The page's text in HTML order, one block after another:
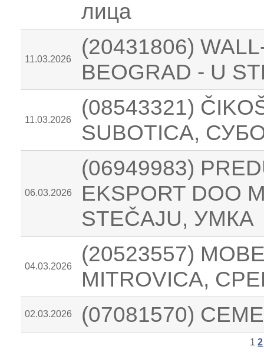
лица
11.03.2026
(20431806)
BEOGRAD - U
11.03.2026
(08543321)
SUBOTICA,
06.03.2026
(06949983)
EKSPORT DOO
STEČAJU, УМКА
04.03.2026
(20523557)
MITROVICA,
02.03.2026 (07081570)
1 2